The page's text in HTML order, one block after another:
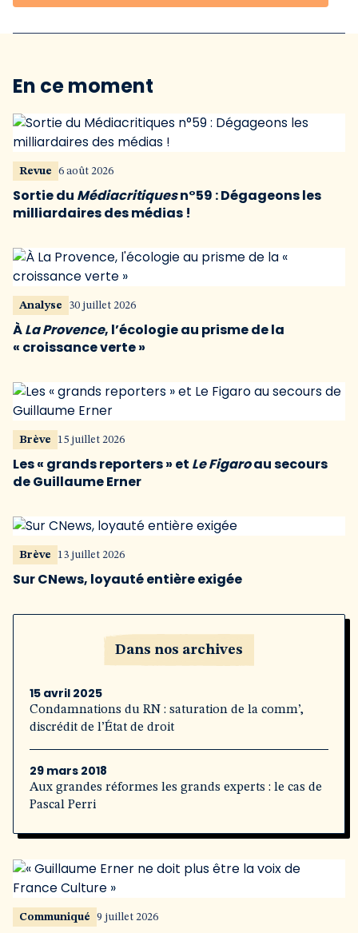
En ce moment
Revue 6 août 2026
Sortie du Médiacritiquesn°59 : Dégageons les
milliardaires des médias !
Analyse 30 juillet 2026
ÀLa Provence, l’écologie au prisme de la
« croissance verte »
Brève 15 juillet 2026
Les « grands reporters » et Le Figaroau secours
de Guillaume Erner
Brève 13 juillet 2026
Sur CNews, loyauté entière exigée
Dans nos archives
15 avril 2025
Condamnations du RN : saturation de la comm’,
discrédit de l’État de droit
29 mars 2018
Aux grandes réformes les grands experts : le cas de
Pascal Perri
Communiqué 9 juillet 2026